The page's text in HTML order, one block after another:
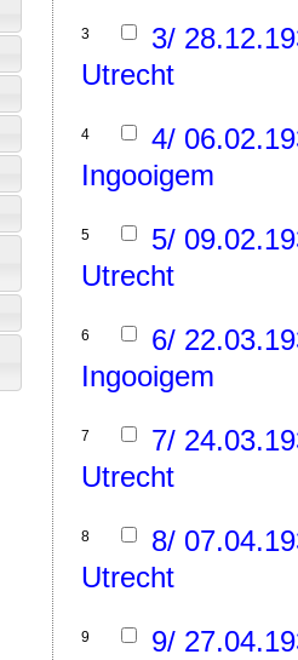
3
3/
Utrecht
4
4/
Ingooigem
5
5/
Utrecht
6
6/
Ingooigem
7
7/
Utrecht
8
8/
Utrecht
9
9/